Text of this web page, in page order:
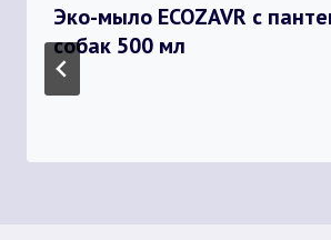
Эко-мыло ECOZAVR с
собак 500 мл